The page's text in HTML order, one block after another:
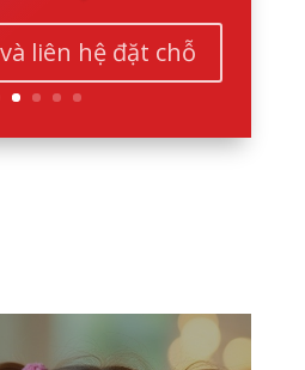
liên hệ đặt chỗ